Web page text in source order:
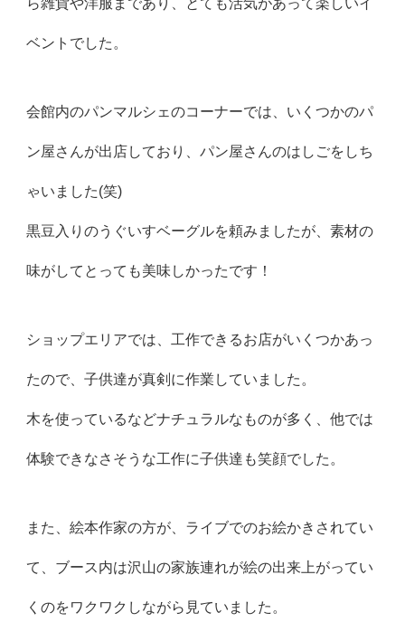
ら雑貨や洋服まであり、とても活気があって楽しいイ
ベントでした。
会館内のパンマルシェのコーナーでは、いくつかのパ
ン屋さんが出店しており、パン屋さんのはしごをしち
ゃいました(笑)
黒豆入りのうぐいすベーグルを頼みましたが、素材の
味がしてとっても美味しかったです！
ショップエリアでは、工作できるお店がいくつかあっ
たので、子供達が真剣に作業していました。
木を使っているなどナチュラルなものが多く、他では
体験できなさそうな工作に子供達も笑顔でした。
また、絵本作家の方が、ライブでのお絵かきされてい
て、ブース内は沢山の家族連れが絵の出来上がってい
くのをワクワクしながら見ていました。